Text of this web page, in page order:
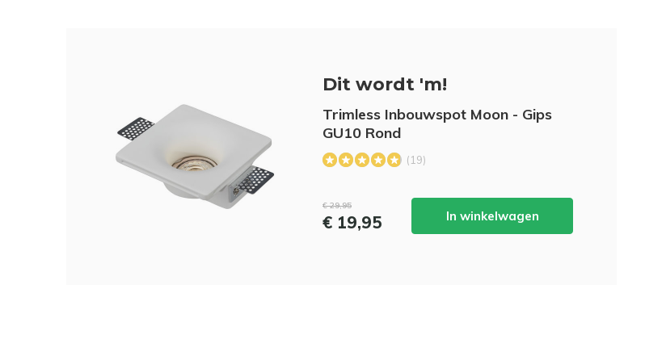
Dit wordt 'm!
Trimless Inbouwspot Moon - Gips
GU10 Rond
(19)
€ 29,95
€ 19,95 In winkelwagen